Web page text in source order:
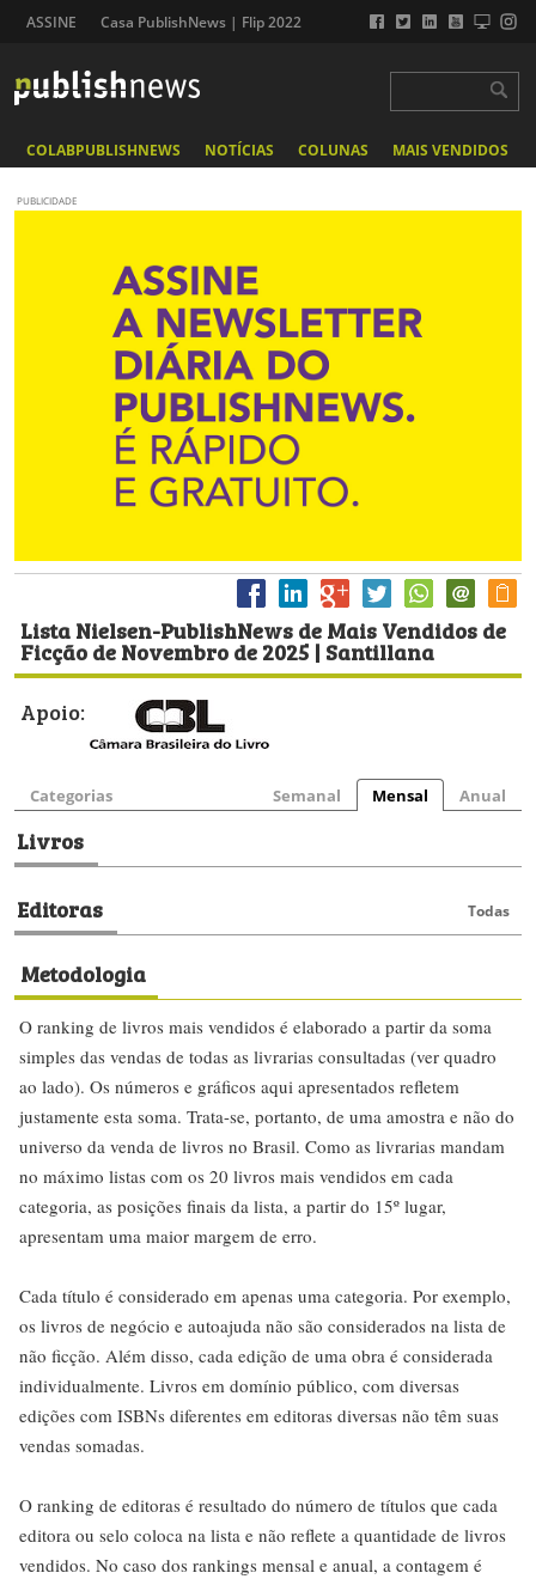
ASSINE Casa PublishNews | Flip 2022
COLABPUBLISHNEWS NOTÍCIAS COLUNAS MAIS VENDIDOS
PUBLICIDADE
Lista Nielsen-PublishNews de Mais Vendidos de
Ficção de Novembro de 2025 | Santillana
Apoio:
Categorias Semanal Mensal Anual
Livros
Editoras Todas
Metodologia
O ranking de livros mais vendidos é elaborado a partir da soma
simples das vendas de todas as livrarias consultadas (ver quadro
ao lado). Os números e gráficos aqui apresentados refletem
justamente esta soma. Trata-se, portanto, de uma amostra e não do
universo da venda de livros no Brasil. Como as livrarias mandam
no máximo listas com os 20 livros mais vendidos em cada
categoria, as posições finais da lista, a partir do 15º lugar,
apresentam uma maior margem de erro.
Cada título é considerado em apenas uma categoria. Por exemplo,
os livros de negócio e autoajuda não são considerados na lista de
não ficção. Além disso, cada edição de uma obra é considerada
individualmente. Livros em domínio público, com diversas
edições com ISBNs diferentes em editoras diversas não têm suas
vendas somadas.
O ranking de editoras é resultado do número de títulos que cada
editora ou selo coloca na lista e não reflete a quantidade de livros
vendidos. No caso dos rankings mensal e anual, a contagem é